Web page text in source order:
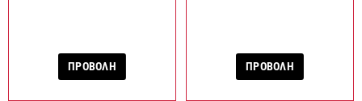
ΠΡΟΒΟΛΗ ΠΡΟΒΟΛΗ